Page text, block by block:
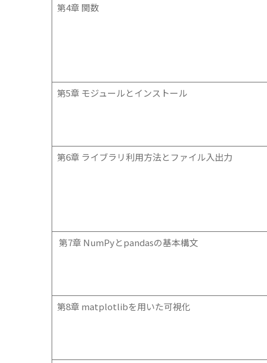
第4章 関数
第5章 モジュールとインストール
第6章 ライブラリ利用方法とファイル入出力
第7章 NumPyとpandasの基本構文
第8章 matplotlibを用いた可視化